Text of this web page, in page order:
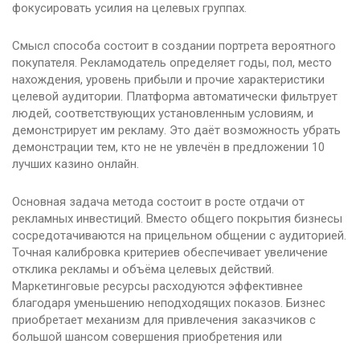
фокусировать усилия на целевых группах.
Смысл способа состоит в создании портрета вероятного
покупателя. Рекламодатель определяет годы, пол, место
нахождения, уровень прибыли и прочие характеристики
целевой аудитории. Платформа автоматически фильтрует
людей, соответствующих установленным условиям, и
демонстрирует им рекламу. Это даёт возможность убрать
демонстрации тем, кто не не увлечён в предложении 10
лучших казино онлайн.
Основная задача метода состоит в росте отдачи от
рекламных инвестиций. Вместо общего покрытия бизнесы
сосредотачиваются на прицельном общении с аудиторией.
Точная калибровка критериев обеспечивает увеличение
отклика рекламы и объёма целевых действий.
Маркетинговые ресурсы расходуются эффективнее
благодаря уменьшению неподходящих показов. Бизнес
приобретает механизм для привлечения заказчиков с
большой шансом совершения приобретения или